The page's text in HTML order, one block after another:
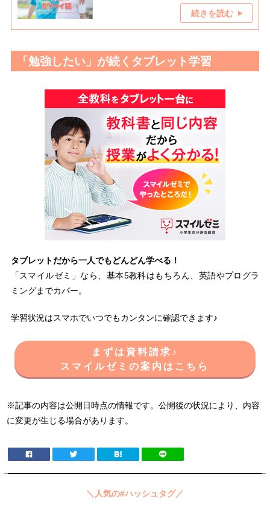
続きを読む
「勉強したい」が続くタブレット学習
タブレットだから一人でもどんどん学べる！
「スマイルゼミ」なら、基本5教科はもちろん、英語やプログラ
ミングまでカバー。
学習状況はスマホでいつでもカンタンに確認できます♪
まずは資料請求♪
スマイルゼミの案内はこちら
※記事の内容は公開日時点の情報です。公開後の状況により、内容
に変更が生じる場合があります。
＼人気の#ハッシュタグ／